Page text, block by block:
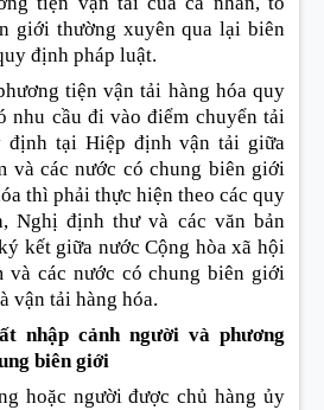
giới thường xuyên qua lại biên
định pháp luật.
tiện vận tải hàng hóa quy
nhu cầu đi vào điểm chuyển tải
định tại Hiệp định vận tải giữa
và các nước có chung biên giới
thì phải thực hiện theo các quy
Nghị định thư và các văn bản
kết giữa nước Cộng hòa xã hội
và các nước có chung biên giới
vận tải hàng hóa.
nhập cảnh người và phương
biên giới
hoặc người được chủ hàng ủy